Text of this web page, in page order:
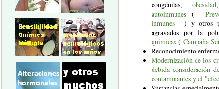
congénitas, obesidad
autoinmunes(
inmunes) y otros
agravados por la
químicas( Campaña
Reconocimiento
Modernización de los
debida consideración
contaminantes y el